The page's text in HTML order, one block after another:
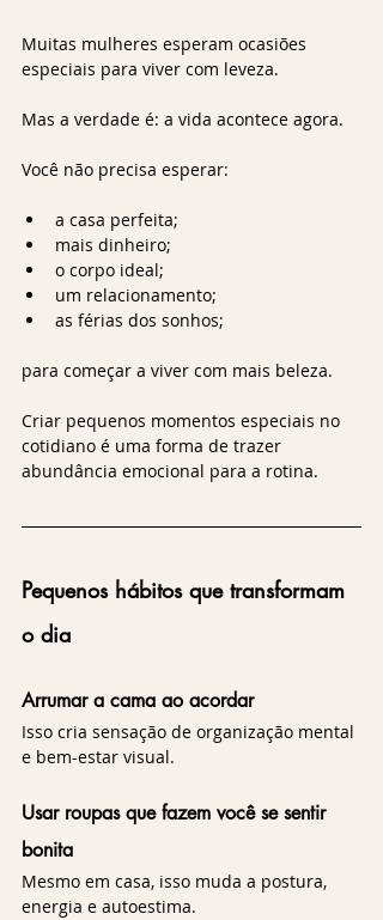
Muitas mulheres esperam ocasiões
especiais para viver com leveza.
Mas a verdade é: a vida acontece agora.
Você não precisa esperar:
a casa perfeita;
mais dinheiro;
o corpo ideal;
um relacionamento;
as férias dos sonhos;
para começar a viver com mais beleza.
Criar pequenos momentos especiais no
cotidiano é uma forma de trazer
abundância emocional para a rotina.
Pequenos hábitos que transformam
o dia
Arrumar a cama ao acordar
Isso cria sensação de organização mental
e bem-estar visual.
Usar roupas que fazem você se sentir
bonita
Mesmo em casa, isso muda a postura,
energia e autoestima.